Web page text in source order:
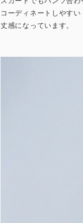
コーディネートしやすい
丈感になっています。